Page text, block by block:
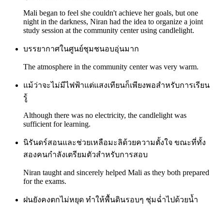
Mali began to feel she couldn't achieve her goals, but one
night in the darkness, Niran had the idea to organize a joint
study session at the community center using candlelight.
บรรยากาศในศูนย์ชุมชนอบอุ่นมาก
The atmosphere in the community center was very warm.
แม้ว่าจะไม่มีไฟฟ้าแต่แสงเทียนก็เพียงพอสำหรับการเรียน
รู้
Although there was no electricity, the candlelight was
sufficient for learning.
นิรันดร์สอนและช่วยเหลือมะลิด้วยความตั้งใจ ขณะที่ทั้ง
สองคนกำลังเตรียมตัวสำหรับการสอบ
Niran taught and sincerely helped Mali as they both prepared
for the exams.
ฝนยังคงตกไม่หยุด ทำให้พื้นดินรอบๆ ชุ่มฉ่ำไปด้วยน้ำ